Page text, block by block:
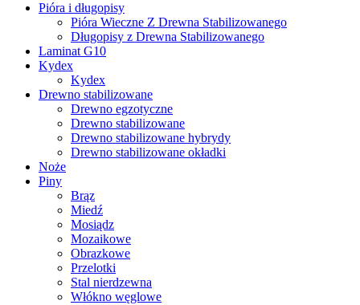
Pióra i długopisy
Pióra Wieczne Z Drewna Stabilizowanego
Długopisy z Drewna Stabilizowanego
Laminat G10
Kydex
Kydex
Drewno stabilizowane
Drewno egzotyczne
Drewno stabilizowane
Drewno stabilizowane hybrydy
Drewno stabilizowane okładki
Noże
Piny
Brąz
Miedź
Mosiądz
Mozaikowe
Obrazkowe
Przelotki
Stal nierdzewna
Włókno węglowe